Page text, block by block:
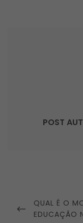
POST
Post
PREVIOUS
POST
QUAL É O
EDUCAÇÃO